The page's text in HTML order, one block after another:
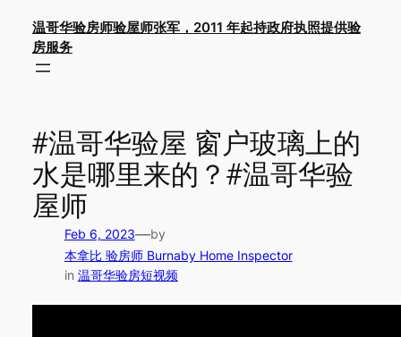
content
温哥华验房师验屋师张军，2011 年起持政府执照提供验
房服务
#温哥华验屋 窗户玻璃上的
水是哪里来的？#温哥华验
屋师
Feb 6, 2023—by
本拿比 验房师 Burnaby Home Inspector
in 温哥华验房短视频